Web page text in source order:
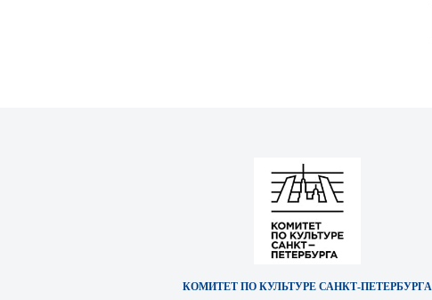
КОМИТЕТ ПО КУЛЬТУРЕ САНКТ‑ПЕТЕРБУРГА